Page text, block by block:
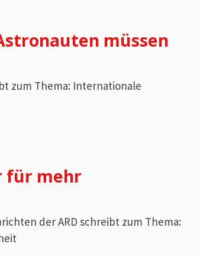
müssen
zum Thema: Internationale
für mehr
der ARD schreibt zum Thema: